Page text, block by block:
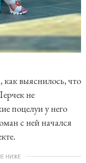
как выяснилось, что
не
поцелуи у него
с ней начался
НИЖЕ